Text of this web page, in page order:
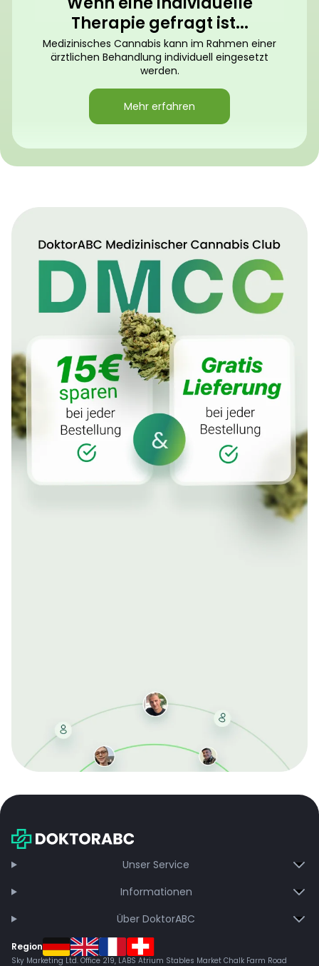
Therapie gefragt ist...
Medizinisches Cannabis kann im Rahmen einer
ärztlichen Behandlung individuell eingesetzt
werden.
Mehr erfahren
bei jeder Bestellung, erhalten schnelle Lieferung und
Unser Service
Informationen
Über DoktorABC
Region
Sky Marketing Ltd. Office 219, LABS Atrium Stables Market Chalk Farm Road